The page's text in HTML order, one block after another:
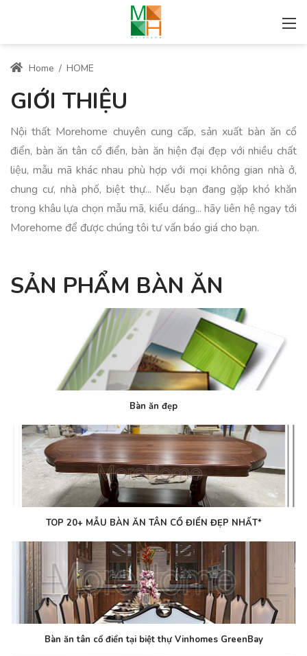
Home / HOME
GIỚI THIỆU
Nội thất Morehome chuyên cung cấp, sản xuất bàn ăn cổ
điển, bàn ăn tân cổ điển, bàn ăn hiện đại đẹp với nhiều chất
liệu, mẫu mã khác nhau phù hợp với mọi không gian nhà ở,
chung cư, nhà phố, biệt thự... Nếu bạn đang gặp khó khăn
trong khâu lựa chọn mẫu mã, kiểu dáng... hãy liên hệ ngay tới
Morehome để được chúng tôi tư vấn báo giá cho bạn.
SẢN PHẨM BÀN ĂN
Bàn ăn đẹp
TOP 20+ MẪU BÀN ĂN TÂN CỔ ĐIỂN ĐẸP NHẤT*
Bàn ăn tân cổ điển tại biệt thự Vinhomes GreenBay